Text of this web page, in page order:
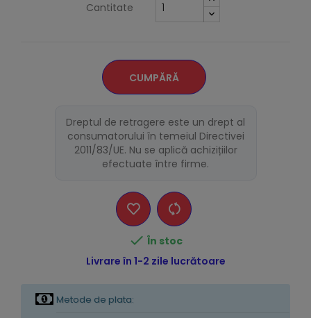
Cantitate
CUMPĂRĂ
Dreptul de retragere este un drept al
consumatorului în temeiul Directivei
2011/83/UE. Nu se aplică achizițiilor
efectuate între firme.
 În stoc
Livrare în 1-2 zile lucrătoare
Metode de plata: